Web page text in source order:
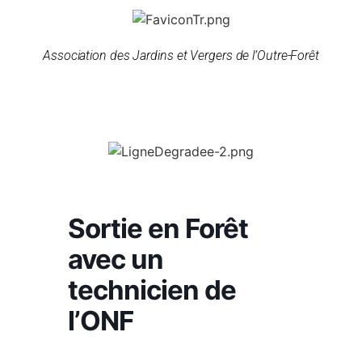
Association des Jardins et Vergers de l’Outre-Forêt
Sortie en Forêt
avec un
technicien de
l’ONF